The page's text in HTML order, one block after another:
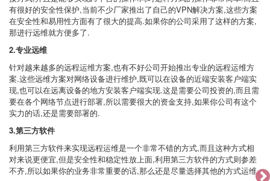
有很好的安全性保护,当前不少厂家推出了自己的VPN解决方案,这些方案
在安全性和易用性方面有了很大的提高.如果你的公司采用了这样的方案,
那进行远维就方便多了.
2.专业远维
针对越来越多的远程运维方案,也有不好公司开始推出专业的远程运维方
案.这些远维方案对网络设备进行维护,既可以在设备的近端安装客户端实
现,也可以在远离设备的地方安装客户端实现.这是需要公司投资的,而且需
要在各个网络节点进行部署,所以需要很大的资金支持,如果你公司有这个
实力的话,还是需要部署的.
3.第三方软件
利用第三方软件来实现远程运维是一个非常不错的方式,而且这种方式相
对来说更便宜,但是安全性和稳定性放上面,利用第三方软件的方式则参差
不齐,所以如果你的业务非常重要的话,那么还是尽量选择其他的方式运维.